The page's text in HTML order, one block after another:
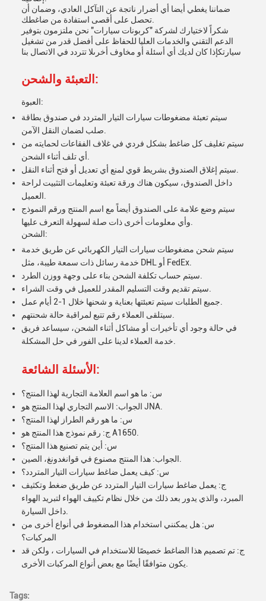
ضماننا يغطي أيضا أي أضرار ناتجة عن التآكل العادي، وضمان أن
شكراً لاختيارك لشركة "كربونات سيارات" نحن ملتزمون بتوفير
الدعم التقني والخدمات العليا للحفاظ على أفضل قدر من تشغيل
سيارتكإذا كان لديك أي أسئلة أو مخاوف أخرىلا تتردد في الاتصال بنا
التعبئة والشحن:
العبوة:
سيتم تعبئة مضغوطات سيارات التيار المتردد في صندوق بطاقة
سيتم تغليف كل ضاغط بشكل فردي في غلاف الفقاعات لحمايته من
داخل الصندوق، سيكون هناك ورقة تعبئة وتعليمات التثبيت لراحة
سيتم وضع علامة على الصندوق أيضاً مع اسم المنتج ورقم النموذج
الشحن:
سيتم شحن مضغوطات سيارات التيار الكهربائي عن طريق خدمة
خدمة رسائل ذات سمعة طيبة، مثل DHL أو FedEx.
في حالة وجود أي تأخيرات أو مشاكل أثناء الشحن، سيساعد فريق
الأسئلة الشائعة:
س: ما هو اسم العلامة التجارية لهذا المنتج؟
الجواب: الاسم التجاري لهذا المنتج هو JNA.
س: ما هو رقم الطراز لهذا المنتج؟
ج: رقم نموذج هذا المنتج هو A1650.
س: أين يتم تصنيع هذا المنتج؟
س: كيف يعمل ضاغط سيارات التيار المتردد؟
ج: يعمل ضاغط سيارات التيار المتردد عن طريق ضغط وتكثيف
المبرد، والذي يدور بعد ذلك من خلال نظام تكييف الهواء لتبريد الهواء
س: هل يمكنني استخدام هذا المضغوط في أنواع أخرى من
المركبات؟
ج: تم تصميم هذا الضاغط خصيصًا للاستخدام في السيارات ، ولكن قد
Tags: